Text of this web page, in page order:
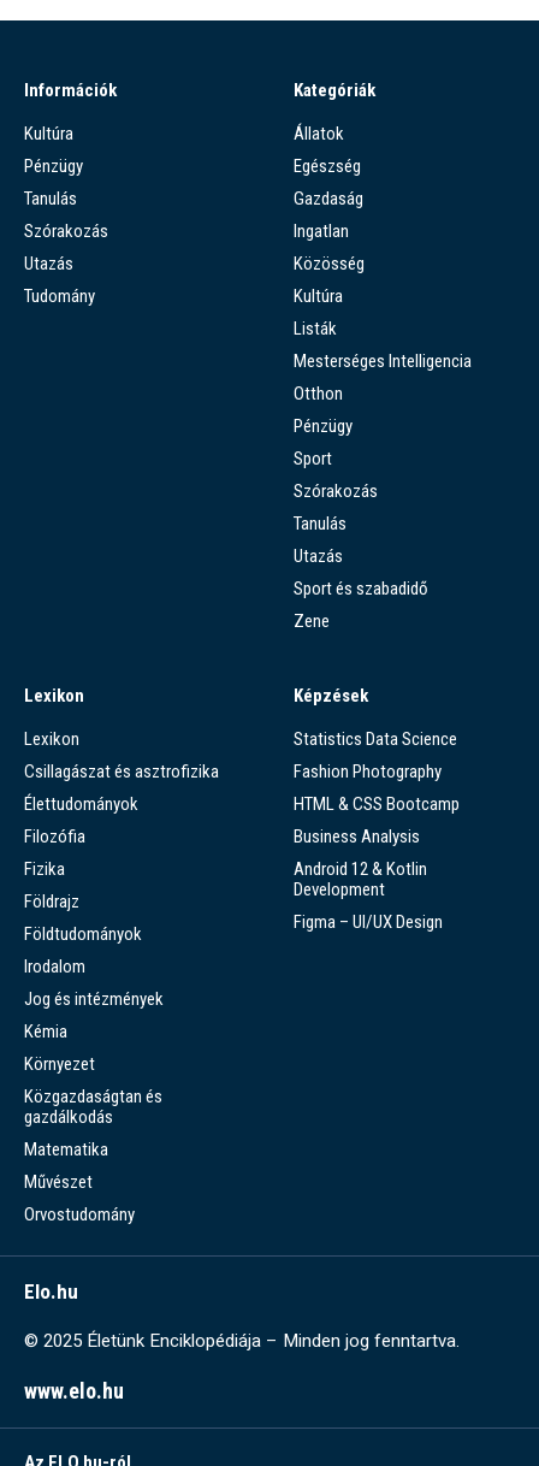
Információk
Kultúra
Pénzügy
Tanulás
Szórakozás
Utazás
Tudomány
Kategóriák
Állatok
Egészség
Gazdaság
Ingatlan
Közösség
Kultúra
Listák
Mesterséges Intelligencia
Otthon
Pénzügy
Sport
Szórakozás
Tanulás
Utazás
Sport és szabadidő
Zene
Lexikon
Lexikon
Csillagászat és asztrofizika
Élettudományok
Filozófia
Fizika
Földrajz
Földtudományok
Irodalom
Jog és intézmények
Kémia
Környezet
Közgazdaságtan és
gazdálkodás
Matematika
Művészet
Orvostudomány
Képzések
Statistics Data Science
Fashion Photography
HTML & CSS Bootcamp
Business Analysis
Android 12 & Kotlin
Development
Figma – UI/UX Design
Elo.hu
© 2025 Életünk Enciklopédiája – Minden jog fenntartva.
www.elo.hu